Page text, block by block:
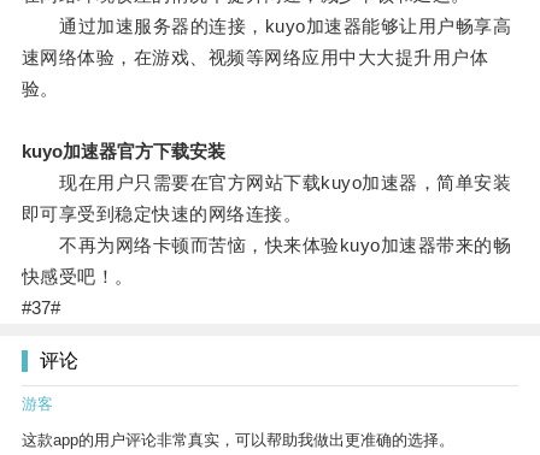
通过加速服务器的连接，kuyo加速器能够让用户畅享高
速网络体验，在游戏、视频等网络应用中大大提升用户体
验。
kuyo加速器官方下载安装
现在用户只需要在官方网站下载kuyo加速器，简单安装
即可享受到稳定快速的网络连接。
不再为网络卡顿而苦恼，快来体验kuyo加速器带来的畅
快感受吧！。
#37#
评论
游客
这款app的用户评论非常真实，可以帮助我做出更准确的选择。